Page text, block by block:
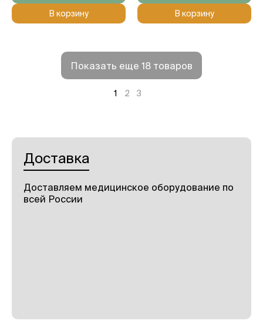
В корзину В корзину
Показать еще 18 товаров
1 2 3
Доставка
Доставляем медицинское оборудование по
всей России